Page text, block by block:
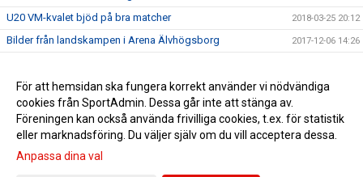
U20 VM-kvalet bjöd på bra matcher 2018-03-25 20:12
Bilder från landskampen i Arena Älvhögsborg 2017-12-06 14:26
Stort tack för igår ! 2017-11-28 16:01
Föreningens gamla matchtröjor i Zambia 2017-10-02 10:49
För att hemsidan ska fungera korrekt använder vi nödvändiga
cookies från SportAdmin. Dessa går inte att stänga av.
Föreningen kan också använda frivilliga cookies, t.ex. för statistik
eller marknadsföring. Du väljer själv om du vill acceptera dessa.
Anpassa dina val